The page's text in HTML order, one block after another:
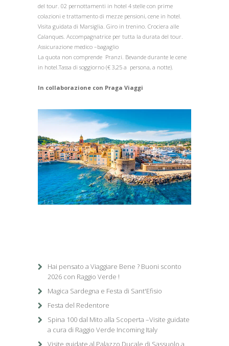
del tour. 02 pernottamenti in hotel 4 stelle con prime
colazioni e trattamento di mezze pensioni, cene in hotel.
Visita guidata di Marsiglia. Giro in trenino. Crociera alle
Calanques. Accompagnatrice per tutta la durata del tour.
Assicurazione medico –bagaglio
La quota non comprende Pranzi. Bevande durante le cene
in hotel.Tassa di soggiorno (€ 3,25 a persona, a notte).
In collaborazione con Praga Viaggi
1/1
Hai pensato a Viaggiare Bene ? Buoni sconto
2026 con Raggio Verde !
Magica Sardegna e Festa di Sant'Efisio
Festa del Redentore
Spina 100 dal Mito alla Scoperta –Visite guidate
a cura di Raggio Verde Incoming Italy
Visite guidate al Palazzo Ducale di Sassuolo,a